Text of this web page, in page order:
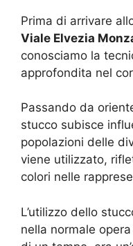
Prima di arrivare
Viale Elvezia
conosciamo la
approfondita nel
Passando da
stucco subisce
popolazioni delle
viene utilizzato,
colori nelle
L’utilizzo dello
nella normale